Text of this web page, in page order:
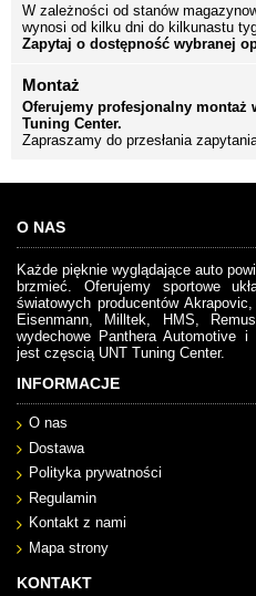
W zależności od stanów
wynosi od kilku dni do kilkunastu
Zapytaj o dostępność wybranej
Montaż
Oferujemy profesjonalny montaż
Tuning Center.
Zapraszamy do przesłania
O NAS
Każde pięknie wyglądające auto
brzmieć. Oferujemy sportowe
światowych producentów
Eisenmann, Milltek, HMS,
wydechowe Panthera Automotive i
jest częscią UNT Tuning Center.
INFORMACJE
O nas
Dostawa
Polityka prywatności
Regulamin
Kontakt z nami
Mapa strony
KONTAKT